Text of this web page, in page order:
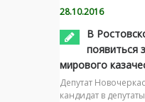
28.10.2016
В
появиться
мирового
Депутат
кандидат в